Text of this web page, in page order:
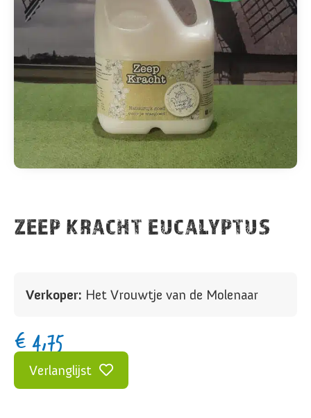
ZEEP KRACHT EUCALYPTUS
Verkoper: Het Vrouwtje van de Molenaar
€4,75
Verlanglijst